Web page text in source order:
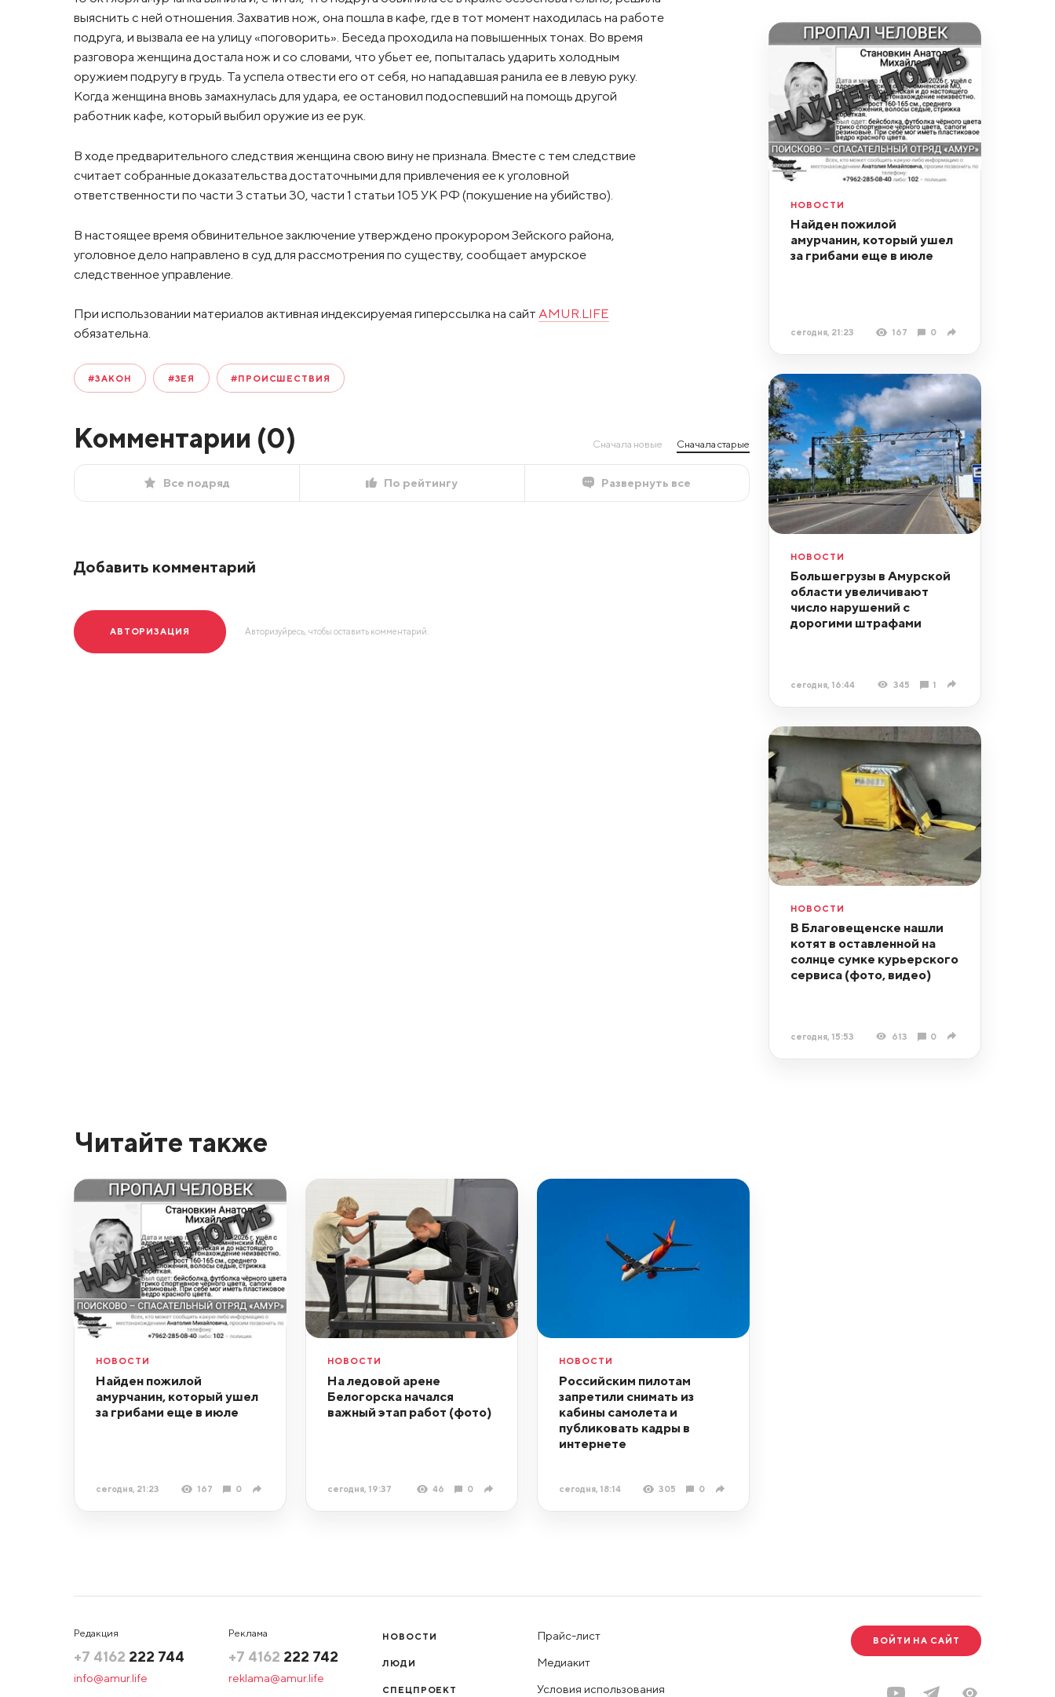
выяснить с ней отношения. Захватив нож, она пошла в кафе, где в тот момент находилась на работе
подруга, и вызвала ее на улицу «поговорить». Беседа проходила на повышенных тонах. Во время
разговора женщина достала нож и со словами, что убьет ее, попыталась ударить холодным
оружием подругу в грудь. Та успела отвести его от себя, но нападавшая ранила ее в левую руку.
Когда женщина вновь замахнулась для удара, ее остановил подоспевший на помощь другой
работник кафе, который выбил оружие из ее рук.
В ходе предварительного следствия женщина свою вину не признала. Вместе с тем следствие
считает собранные доказательства достаточными для привлечения ее к уголовной
ответственности по части 3 статьи 30, части 1 статьи 105 УК РФ (покушение на убийство).
В настоящее время обвинительное заключение утверждено прокурором Зейского района,
уголовное дело направлено в суд для рассмотрения по существу, сообщает амурское
следственное управление.
При использовании материалов активная индексируемая гиперссылка на сайт AMUR.LIFE
обязательна.
#ЗАКОН #ЗЕЯ #ПРОИСШЕСТВИЯ
Комментарии (0) Сначала новые Сначала старые
Все подряд По рейтингу Развернуть все
Добавить комментарий
АВТОРИЗАЦИЯ Авторизуйресь, чтобы оставить комментарий.
НОВОСТИ
Найден пожилой
амурчанин, который ушел
за грибами еще в июле
сегодня, 21:23 167 0
НОВОСТИ
Большегрузы в Амурской
области увеличивают
число нарушений с
дорогими штрафами
сегодня, 16:44 345 1
НОВОСТИ
В Благовещенске нашли
котят в оставленной на
солнце сумке курьерского
сервиса (фото, видео)
сегодня, 15:53 613 0
Читайте также
НОВОСТИ
Найден пожилой
амурчанин, который ушел
за грибами еще в июле
сегодня, 21:23 167 0
НОВОСТИ
На ледовой арене
Белогорска начался
важный этап работ (фото)
сегодня, 19:37 46 0
НОВОСТИ
Российским пилотам
запретили снимать из
кабины самолета и
публиковать кадры в
интернете
сегодня, 18:14 305 0
Редакция
+7 4162 222 744
info@amur.life
Реклама
+7 4162 222 742
reklama@amur.life
НОВОСТИ
ЛЮДИ
СПЕЦПРОЕКТ
Прайс-лист
Медиакит
Условия использования
ВОЙТИ НА САЙТ